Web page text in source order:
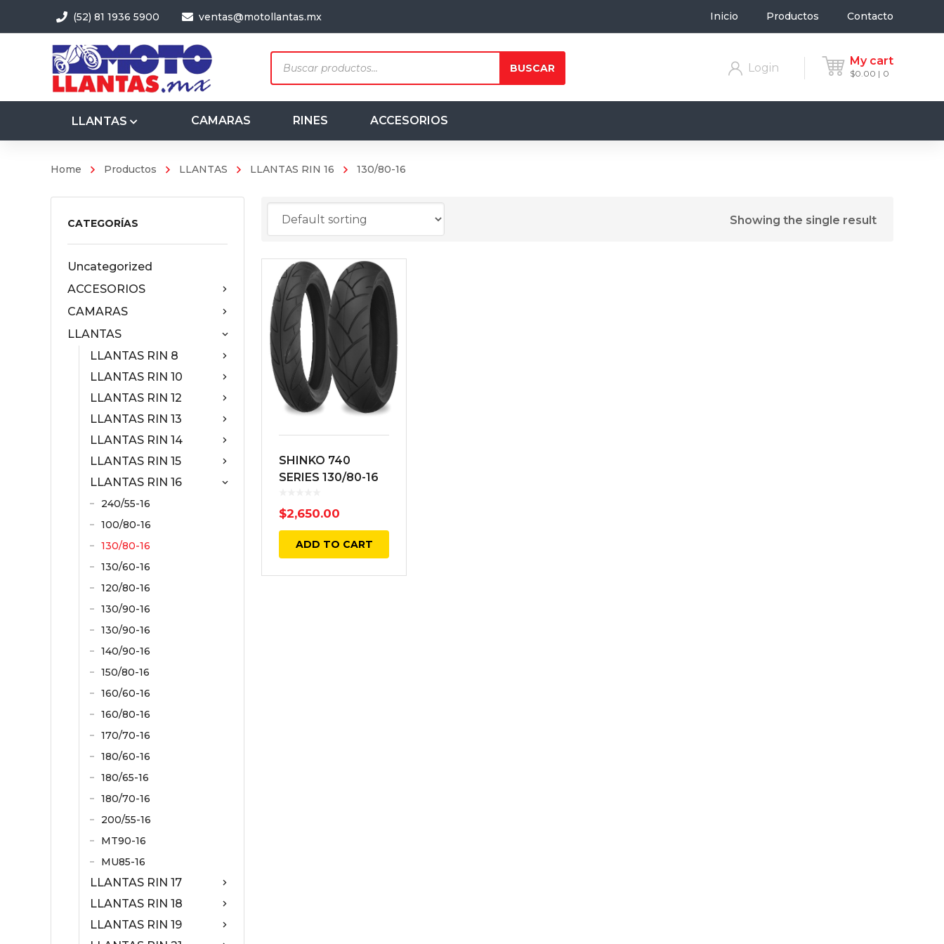
(52) 81 1936 5900 ventas@motollantas.mx Inicio Productos Contacto
search
BUSCAR
My cart
$0.00 0
Login
LLANTAS
3.50-8
CAMARAS RINES ACCESORIOS
Home Productos LLANTAS LLANTAS RIN 16 130/80-16
CATEGORÍAS
Uncategorized
ACCESORIOS
CAMARAS
LLANTAS
LLANTAS RIN 8
LLANTAS RIN 10
LLANTAS RIN 12
LLANTAS RIN 13
LLANTAS RIN 14
LLANTAS RIN 15
LLANTAS RIN 16
240/55-16
100/80-16
130/80-16
130/60-16
120/80-16
130/90-16
130/90-16
140/90-16
150/80-16
160/60-16
160/80-16
170/70-16
180/60-16
180/65-16
180/70-16
200/55-16
MT90-16
MU85-16
LLANTAS RIN 17
LLANTAS RIN 18
LLANTAS RIN 19
Showing the single result
SHINKO 740
SERIES 130/80-16
BIAS TL
$2,650.00
ADD TO CART